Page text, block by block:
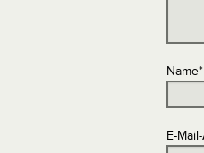
Name*
E-